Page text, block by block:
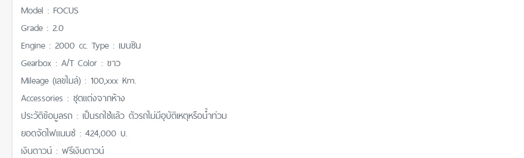
Model : FOCUS
Grade : 2.0
Engine : 2000 cc. Type : เบนซิน
Gearbox : A/T Color : ขาว
Mileage (เลขไมล์) : 100,xxx Km.
Accessories : ชุดแต่งจากห้าง
ประวัติข้อมูลรถ : เป็นรถใช้แล้ว ตัวรถไม่มีอุบัติเหตุหรือน้ำท่วม
ยอดจัดไฟแนนซ์ : 424,000 บ.
เงินดาวน์ : ฟรีเงินดาวน์